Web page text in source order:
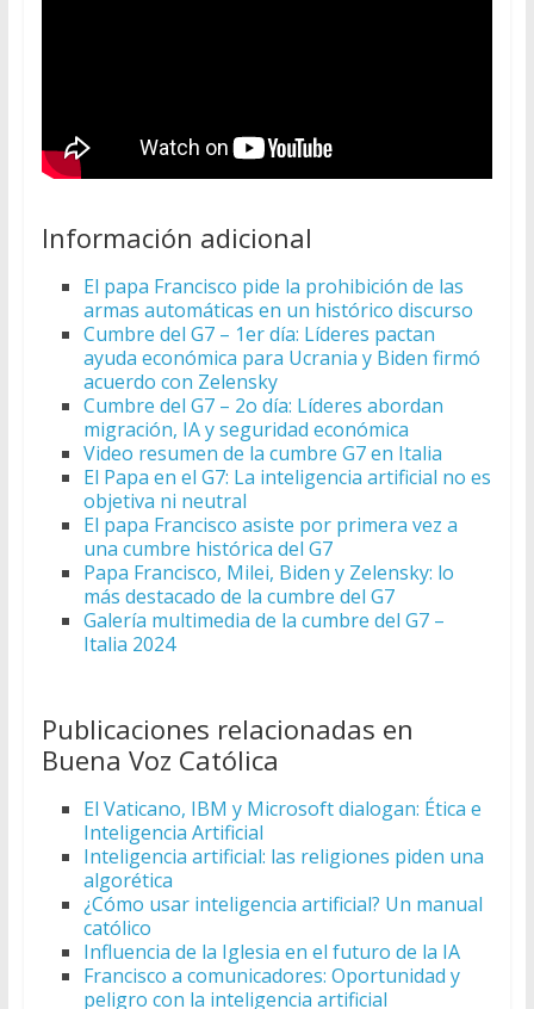
Información adicional
El papa Francisco pide la prohibición de las
armas automáticas en un histórico discurso
Cumbre del G7 – 1er día: Líderes pactan
ayuda económica para Ucrania y Biden firmó
acuerdo con Zelensky
Cumbre del G7 – 2o día: Líderes abordan
migración, IA y seguridad económica
Video resumen de la cumbre G7 en Italia
El Papa en el G7: La inteligencia artificial no es
objetiva ni neutral
El papa Francisco asiste por primera vez a
una cumbre histórica del G7
Papa Francisco, Milei, Biden y Zelensky: lo
más destacado de la cumbre del G7
Galería multimedia de la cumbre del G7 –
Italia 2024
Publicaciones relacionadas en
Buena Voz Católica
El Vaticano, IBM y Microsoft dialogan: Ética e
Inteligencia Artificial
Inteligencia artificial: las religiones piden una
algorética
¿Cómo usar inteligencia artificial? Un manual
católico
Influencia de la Iglesia en el futuro de la IA
Francisco a comunicadores: Oportunidad y
peligro con la inteligencia artificial